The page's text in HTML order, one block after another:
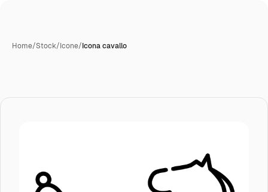
Home/Stock/Icone/Icona cavallo